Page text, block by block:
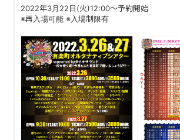
COMPANY
2022年3月22日(火)12:00〜予約開始
※再入場可能 ※入場制限有